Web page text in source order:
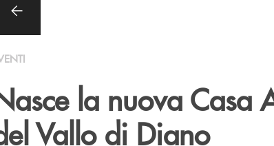
la nuova Casa
Vallo di Diano